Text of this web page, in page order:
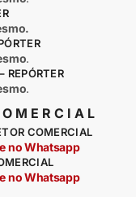
.
REPÓRTER
.
COMERCIAL
no Whatsapp
no Whatsapp